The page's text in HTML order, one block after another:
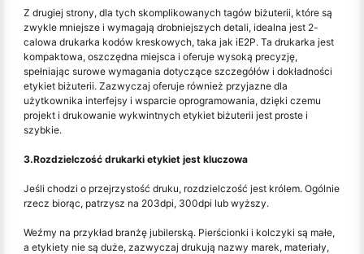
Z drugiej strony, dla tych skomplikowanych tagów biżuterii, które są
zwykle mniejsze i wymagają drobniejszych detali, idealna jest 2-
calowa drukarka kodów kreskowych, taka jak iE2P. Ta drukarka jest
kompaktowa, oszczędna miejsca i oferuje wysoką precyzję,
spełniając surowe wymagania dotyczące szczegółów i dokładności
etykiet biżuterii. Zazwyczaj oferuje również przyjazne dla
użytkownika interfejsy i wsparcie oprogramowania, dzięki czemu
projekt i drukowanie wykwintnych etykiet biżuterii jest proste i
szybkie.
3.Rozdzielczość drukarki etykiet jest kluczowa
Jeśli chodzi o przejrzystość druku, rozdzielczość jest królem. Ogólnie
rzecz biorąc, patrzysz na 203dpi, 300dpi lub wyższy.
Weźmy na przykład branżę jubilerską. Pierścionki i kolczyki są małe,
a etykiety nie są duże, zazwyczaj drukują nazwy marek, materiały,